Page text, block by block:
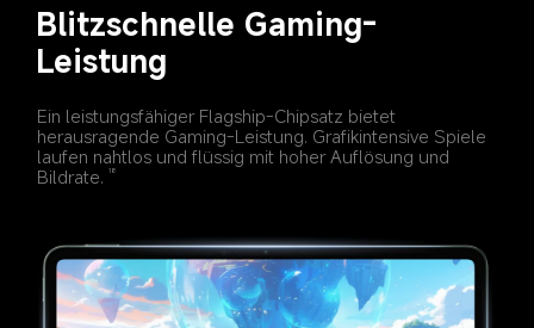
Blitzschnelle Gaming-
Leistung
Ein leistungsfähiger Flagship-Chipsatz bietet
herausragende Gaming-Leistung. Grafikintensive Spiele
laufen nahtlos und flüssig mit hoher Auflösung und
Bildrate.
18